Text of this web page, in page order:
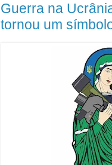
Guerra na
tornou um